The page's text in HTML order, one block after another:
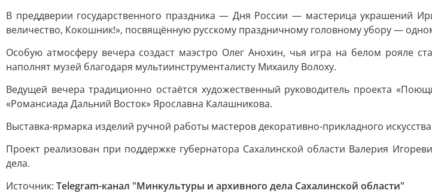
В преддверии государственного праздника — Дня России — мастерица украшений
величество, Кокошник!», посвящённую русскому праздничному головному убору —
Особую атмосферу вечера создаст маэстро Олег Анохин, чья игра на белом рояле
наполнят музей благодаря мультиинструменталисту Михаилу Волоху.
Ведущей вечера традиционно остаётся художественный руководитель проекта
«Романсиада Дальний Восток» Ярославна Калашникова.
Выставка-ярмарка изделий ручной работы мастеров декоративно-прикладного
Проект реализован при поддержке губернатора Сахалинской области Валерия
дела.
Источник: Telegram-канал "Минкультуры и архивного дела Сахалинской области"